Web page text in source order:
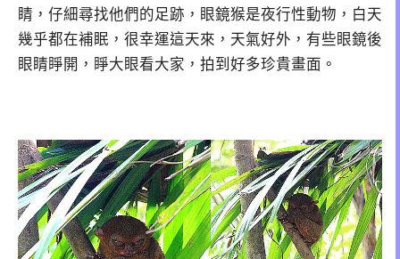
睛，仔細尋找他們的足跡，眼鏡猴是夜行性動物，白天
幾乎都在補眠，很幸運這天來，天氣好外，有些眼鏡後
眼睛睜開，睜大眼看大家，拍到好多珍貴畫面。